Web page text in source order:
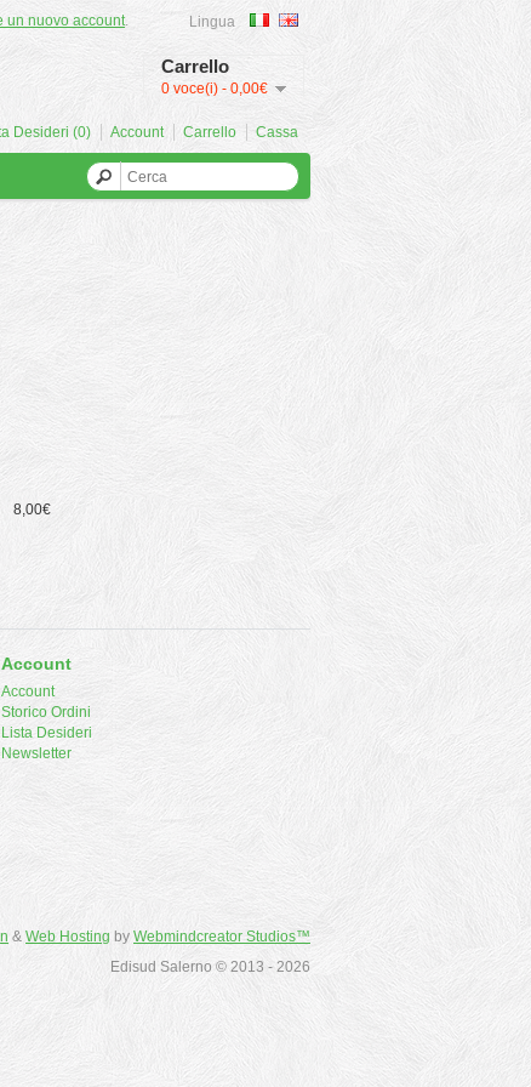
Lingua
Carrello
0 voce(i) - 0,00€
un nuovo account.
Desideri (0) Account Carrello Cassa
8,00€
Account
Account
Storico Ordini
Lista Desideri
Newsletter
& Web Hosting by Webmindcreator Studios™
Edisud Salerno © 2013 - 2026